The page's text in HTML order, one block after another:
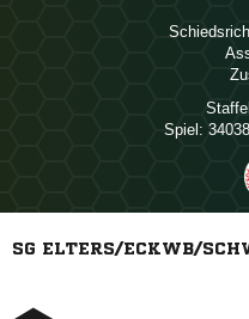
Spiel:
SG ELTERS/ECKWB/